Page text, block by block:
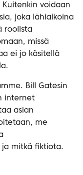
Kuitenkin voidaan
joka lähiaikoina
roolista
missä
ei jo käsitellä
Bill Gatesin
internet
asian
me
ja mitkä fiktiota.